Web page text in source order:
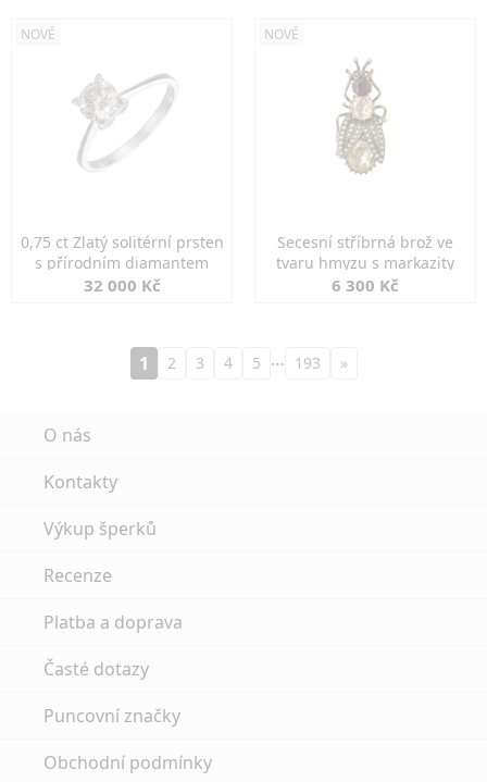
NOVÉ
0,75 ct Zlatý solitérní prsten
s přírodním diamantem
32 000 Kč
NOVÉ
Secesní stříbrná brož ve
tvaru hmyzu s markazity
6 300 Kč
1 2 3 4 5 … 193 »
O nás
Kontakty
Výkup šperků
Recenze
Platba a doprava
Časté dotazy
Puncovní značky
Obchodní podmínky